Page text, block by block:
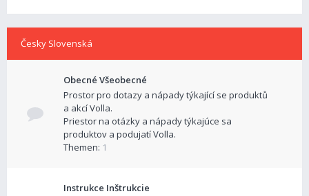
Česky Slovenská
Obecné Všeobecné
Prostor pro dotazy a nápady týkající se produktů
a akcí Volla.
Priestor na otázky a nápady týkajúce sa
produktov a podujatí Volla.
Themen: 1
Instrukce Inštrukcie